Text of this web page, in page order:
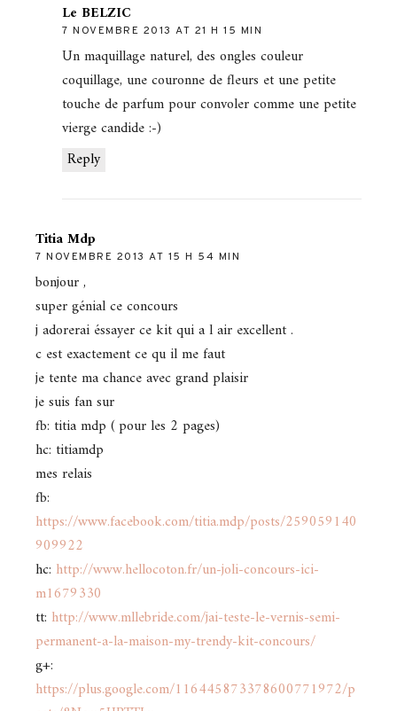
Le BELZIC
7 NOVEMBRE 2013 AT 21 H 15 MIN
Reply
Un maquillage naturel, des ongles couleur
coquillage, une couronne de fleurs et une petite
touche de parfum pour convoler comme une petite
vierge candide :-)
Titia Mdp
7 NOVEMBRE 2013 AT 15 H 54 MIN
bonjour ,
super génial ce concours
j adorerai éssayer ce kit qui a l air excellent .
c est exactement ce qu il me faut
je tente ma chance avec grand plaisir
je suis fan sur
fb: titia mdp ( pour les 2 pages)
hc: titiamdp
mes relais
fb:
https://www.facebook.com/titia.mdp/posts/259059140
909922
hc: http://www.hellocoton.fr/un-joli-concours-ici-
m1679330
tt: http://www.mllebride.com/jai-teste-le-vernis-semi-
permanent-a-la-maison-my-trendy-kit-concours/
g+:
https://plus.google.com/116445873378600771972/p